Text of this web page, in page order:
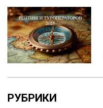
РУБРИКИ